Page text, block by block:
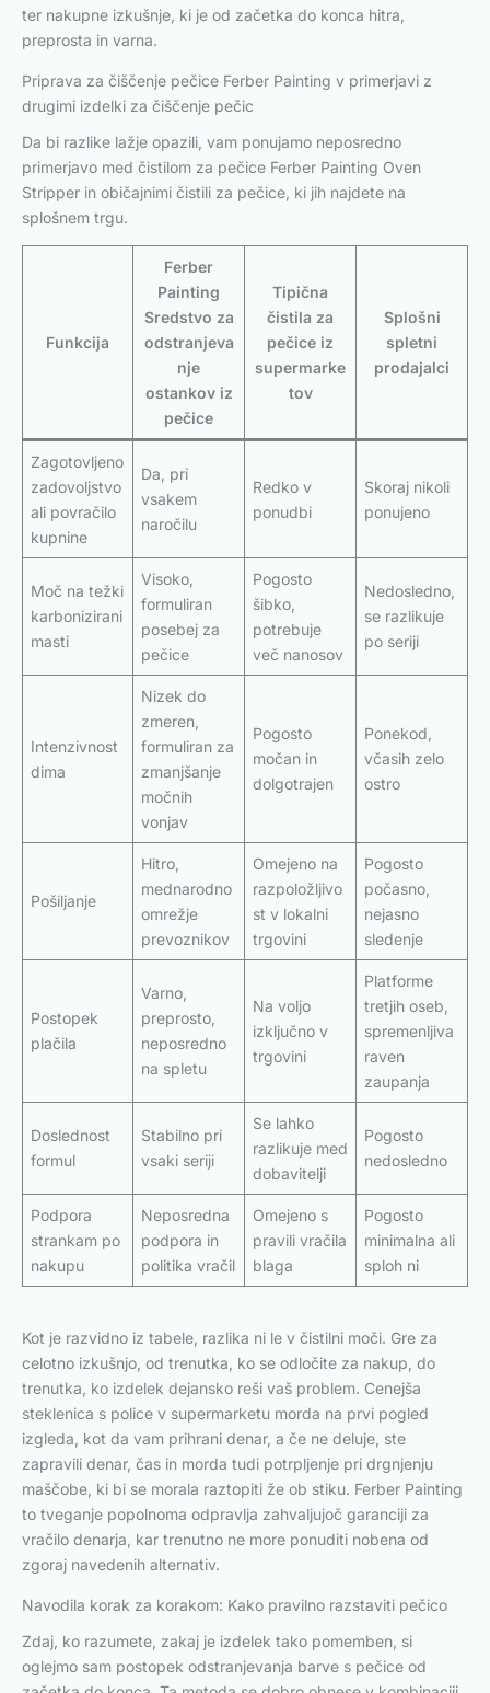
ter nakupne izkušnje, ki je od začetka do konca hitra,
preprosta in varna.
Priprava za čiščenje pečice Ferber Painting v primerjavi z
drugimi izdelki za čiščenje pečic
Da bi razlike lažje opazili, vam ponujamo neposredno
primerjavo med čistilom za pečice Ferber Painting Oven
Stripper in običajnimi čistili za pečice, ki jih najdete na
splošnem trgu.
Funkcija
Ferber
Painting
Sredstvo za
odstranjeva
nje
ostankov iz
pečice
Tipična
čistila za
pečice iz
supermarke
tov
Splošni
spletni
prodajalci
Zagotovljeno
zadovoljstvo
ali povračilo
kupnine
Da, pri
vsakem
naročilu
Redko v
ponudbi
Skoraj nikoli
ponujeno
Moč na težki
karbonizirani
masti
Visoko,
formuliran
posebej za
pečice
Pogosto
šibko,
potrebuje
več nanosov
Nedosledno,
se razlikuje
po seriji
Intenzivnost
dima
Nizek do
zmeren,
formuliran za
zmanjšanje
močnih
vonjav
Pogosto
močan in
dolgotrajen
Ponekod,
včasih zelo
ostro
Pošiljanje
Hitro,
mednarodno
omrežje
prevoznikov
Omejeno na
razpoložljivo
st v lokalni
trgovini
Pogosto
počasno,
nejasno
sledenje
Postopek
plačila
Varno,
preprosto,
neposredno
na spletu
Na voljo
izključno v
trgovini
Platforme
tretjih oseb,
spremenljiva
raven
zaupanja
Doslednost
formul
Stabilno pri
vsaki seriji
Se lahko
razlikuje med
dobavitelji
Pogosto
nedosledno
Podpora
strankam po
nakupu
Neposredna
podpora in
politika vračil
Omejeno s
pravili vračila
blaga
Pogosto
minimalna ali
sploh ni
Kot je razvidno iz tabele, razlika ni le v čistilni moči. Gre za
celotno izkušnjo, od trenutka, ko se odločite za nakup, do
trenutka, ko izdelek dejansko reši vaš problem. Cenejša
steklenica s police v supermarketu morda na prvi pogled
izgleda, kot da vam prihrani denar, a če ne deluje, ste
zapravili denar, čas in morda tudi potrpljenje pri drgnjenju
maščobe, ki bi se morala raztopiti že ob stiku. Ferber Painting
to tveganje popolnoma odpravlja zahvaljujoč garanciji za
vračilo denarja, kar trenutno ne more ponuditi nobena od
zgoraj navedenih alternativ.
Navodila korak za korakom: Kako pravilno razstaviti pečico
Zdaj, ko razumete, zakaj je izdelek tako pomemben, si
oglejmo sam postopek odstranjevanja barve s pečice od